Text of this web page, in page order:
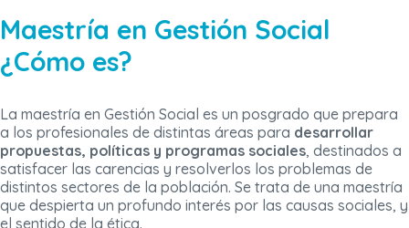
Maestría en Gestión Social
¿Cómo es?
La maestría en Gestión Social es un posgrado que prepara
a los profesionales de distintas áreas para desarrollar
propuestas, políticas y programas sociales, destinados a
satisfacer las carencias y resolverlos los problemas de
distintos sectores de la población. Se trata de una maestría
que despierta un profundo interés por las causas sociales, y
el sentido de la ética.